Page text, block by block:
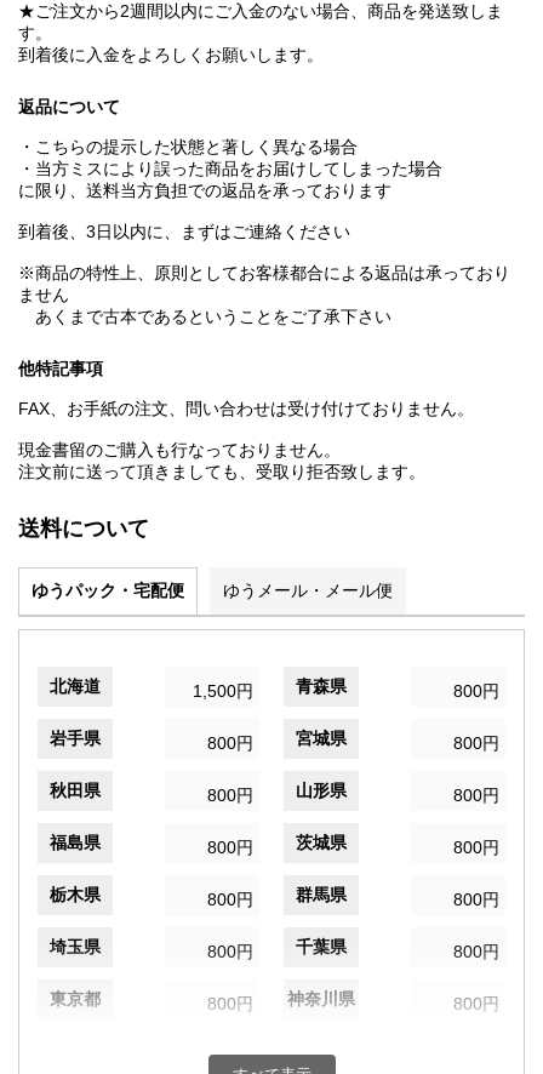
★ご注文から2週間以内にご入金のない場合、商品を発送致しま
す。
到着後に入金をよろしくお願いします。
返品について
・こちらの提示した状態と著しく異なる場合
・当方ミスにより誤った商品をお届けしてしまった場合
に限り、送料当方負担での返品を承っております
到着後、3日以内に、まずはご連絡ください
※商品の特性上、原則としてお客様都合による返品は承っており
ません
あくまで古本であるということをご了承下さい
他特記事項
FAX、お手紙の注文、問い合わせは受け付けておりません。
現金書留のご購入も行なっておりません。
注文前に送って頂きましても、受取り拒否致します。
送料について
ゆうパック・宅配便 ゆうメール・メール便
北海道 1,500円 青森県 800円
岩手県 800円 宮城県 800円
秋田県 800円 山形県 800円
福島県 800円 茨城県 800円
栃木県 800円 群馬県 800円
埼玉県 800円 千葉県 800円
東京都 800円 神奈川県 800円
800円 富山県